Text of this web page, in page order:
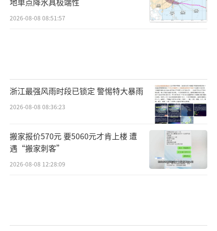
菲律宾民航局表示，受强震及海啸预警影
据了解，除桑托斯将军城机场外，菲律宾
其他机场目前均正常运营。封面新闻记者查询
机票平台看到，6月8日当天，重庆、成都、广
州、中国香港、中国澳门均有直飞菲律宾首都
马尼拉的航班。
2026-08-08 08:51:57
浙江最强风雨时段已锁定 警惕特大暴雨
2026-08-08 08:36:23
搬家报价570元 要5060元才肯上楼 遭
遇“搬家刺客”
2026-08-08 12:28:09